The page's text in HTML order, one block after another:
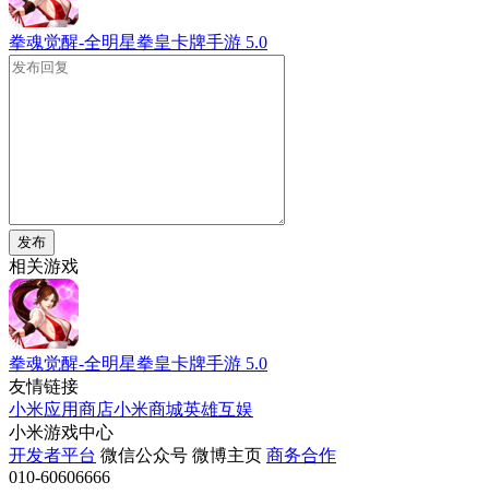
拳魂觉醒-全明星拳皇卡牌手游 5.0
发布
相关游戏
拳魂觉醒-全明星拳皇卡牌手游 5.0
友情链接
小米应用商店小米商城英雄互娱
小米游戏中心
开发者平台 微信公众号 微博主页 商务合作
010-60606666